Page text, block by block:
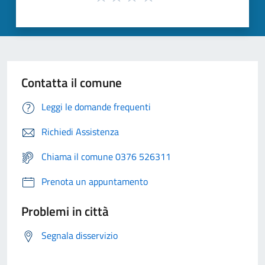
Contatta il comune
Leggi le domande frequenti
Richiedi Assistenza
Chiama il comune 0376 526311
Prenota un appuntamento
Problemi in città
Segnala disservizio